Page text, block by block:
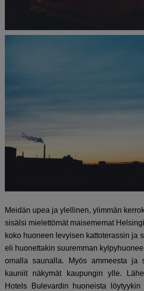
Meidän upea ja ylellinen, ylimmän
sisälsi mielettömät maisememat
koko huoneen levyisen kattoterassin ja
eli huonettakin suuremman
omalla saunalla. Myös ammeesta ja
kauniit näkymät kaupungin ylle.
Hotels Bulevardin huoneista